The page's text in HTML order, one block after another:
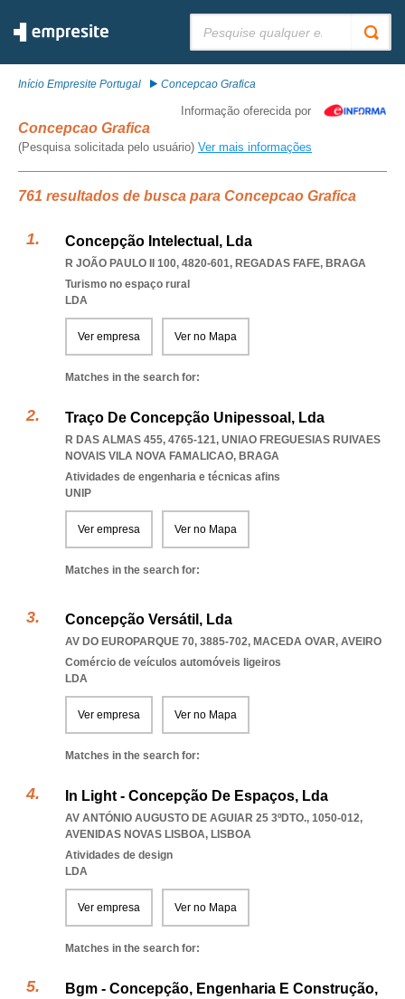
Início Empresite Portugal Concepcao Grafica
Informação oferecida por
Concepcao Grafica
(Pesquisa solicitada pelo usuário) Ver mais informações
761 resultados de busca para Concepcao Grafica
Concepção Intelectual, Lda
R JOÃO PAULO II 100, 4820-601, REGADAS FAFE, BRAGA
Turismo no espaço rural
LDA
Ver empresa Ver no Mapa
Matches in the search for:
Traço De Concepção Unipessoal, Lda
R DAS ALMAS 455, 4765-121, UNIAO FREGUESIAS RUIVAES
NOVAIS VILA NOVA FAMALICAO, BRAGA
Atividades de engenharia e técnicas afins
UNIP
Ver empresa Ver no Mapa
Matches in the search for:
Concepção Versátil, Lda
AV DO EUROPARQUE 70, 3885-702, MACEDA OVAR, AVEIRO
Comércio de veículos automóveis ligeiros
LDA
Ver empresa Ver no Mapa
Matches in the search for:
In Light - Concepção De Espaços, Lda
AV ANTÓNIO AUGUSTO DE AGUIAR 25 3ºDTO., 1050-012,
AVENIDAS NOVAS LISBOA, LISBOA
Atividades de design
LDA
Ver empresa Ver no Mapa
Matches in the search for:
Bgm - Concepção, Engenharia E Construção,